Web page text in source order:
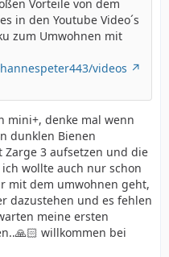
Vorteile von dem
in den Youtube Video´s
zum Umwohnen mit
videos
mini+, denke mal wenn
dunklen Bienen
3 aufsetzen und die
wollte auch nur schon
mit dem umwohnen geht,
dazustehen und es fehlen
meine ersten
willkommen bei